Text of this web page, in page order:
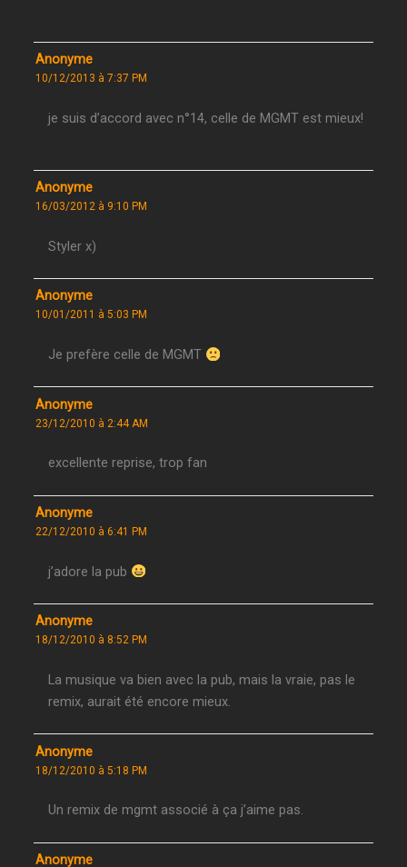
Anonyme
10/12/2013 à 7:37 PM
je suis d’accord avec n°14, celle de MGMT est mieux!
Anonyme
16/03/2012 à 9:10 PM
Styler x)
Anonyme
10/01/2011 à 5:03 PM
Je prefère celle de MGMT
Anonyme
23/12/2010 à 2:44 AM
excellente reprise, trop fan
Anonyme
22/12/2010 à 6:41 PM
j’adore la pub
Anonyme
18/12/2010 à 8:52 PM
La musique va bien avec la pub, mais la vraie, pas le
remix, aurait été encore mieux.
Anonyme
18/12/2010 à 5:18 PM
Un remix de mgmt associé à ça j’aime pas.
Anonyme